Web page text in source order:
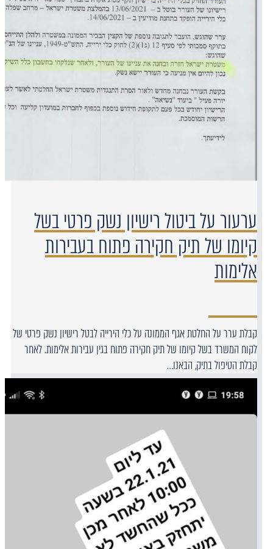
ערעור על ביטול רישיון נשק פרטי בשל
קיומו של תיק חקירה פתוח בעבירות
אלימות
קבלת ערר על החלטת אגף הממונה על כלי הירייה לבטל רישיון נשק פרטי של
לקוח המשרד בשל קיומו של תיק חקירה פתוח בגין עבירות אלימות. לאחר
קבלת הטיפול בתיק, הבאנו…